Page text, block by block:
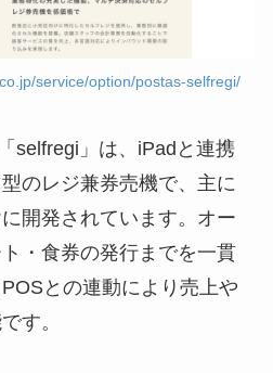
service/option/postas-selfregi/
selfregi」は、iPadと連携
のレジ兼券売機で、主に
開発されています。オー
・食券の発行までを一貫
との連動により売上や
す。